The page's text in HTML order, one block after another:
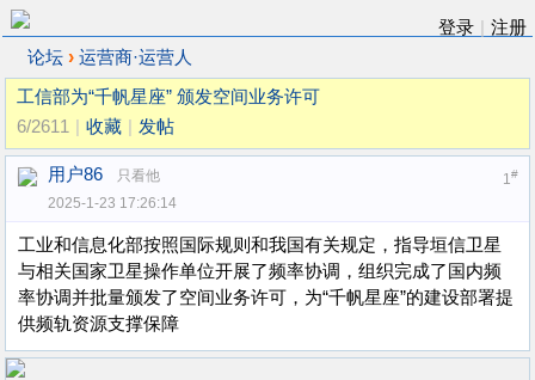
登录
注册
论坛 › 运营商·运营人
工信部为“千帆星座” 颁发空间业务许可
6/2611
收藏 发帖
1#
用户86
只看他
2025-1-23 17:26:14
工业和信息化部按照国际规则和我国有关规定，指导垣信卫星
与相关国家卫星操作单位开展了频率协调，组织完成了国内频
率协调并批量颁发了空间业务许可，为“千帆星座”的建设部署提
供频轨资源支撑保障